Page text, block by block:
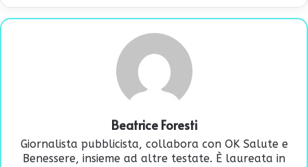
Beatrice Foresti
Giornalista pubblicista, collabora con OK Salute e
Benessere, insieme ad altre testate. È laureata in